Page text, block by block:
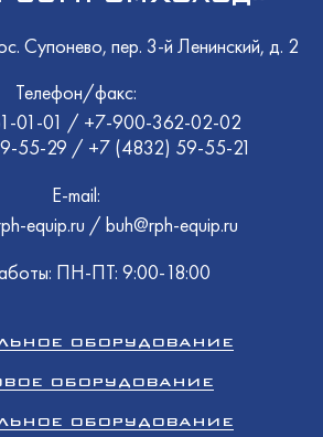
Супонево, пер. 3-й Ленинский, д. 2
Телефон/факс:
01-01 / +7-900-362-02-02
55-29 / +7 (4832) 59-55-21
E-mail:
equip.ru / buh@rph-equip.ru
ПН-ПТ: 9:00-18:00
ОБОРУДОВАНИЕ
ОБОРУДОВАНИЕ
ОБОРУДОВАНИЕ